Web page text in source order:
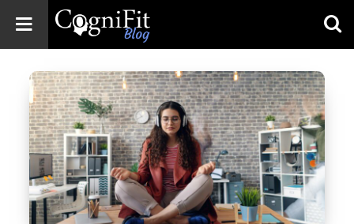
Blog: Brain
Health
News
Brain Training,
Mental Health, and
Wellness